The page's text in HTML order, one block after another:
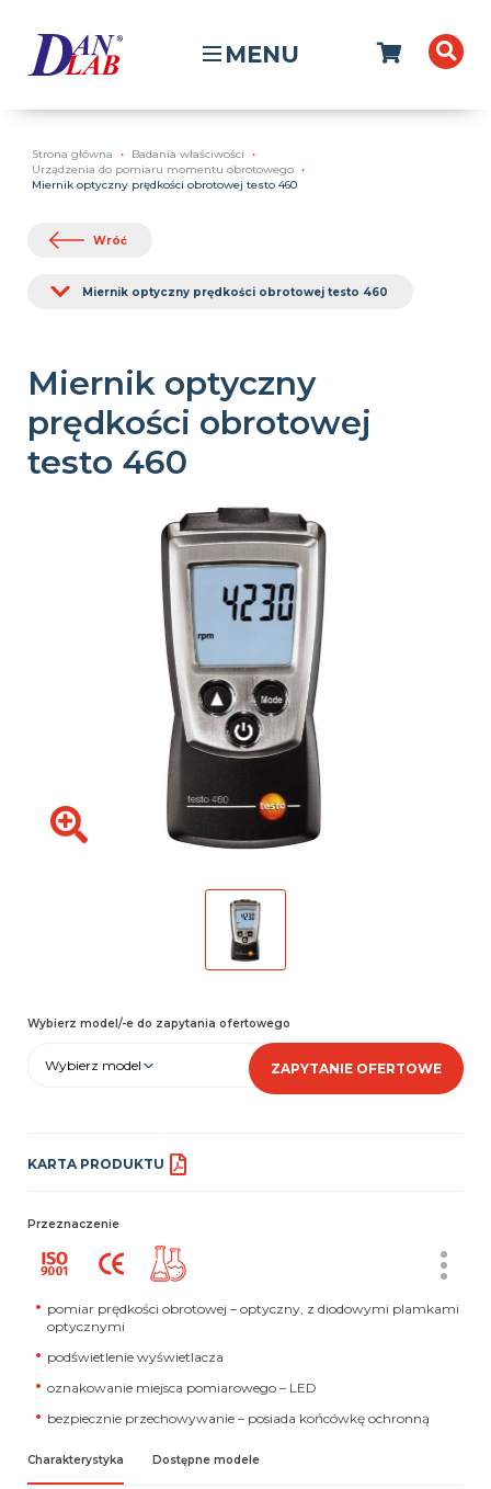
MENU
Strona główna
Badania właściwości
Urządzenia do pomiaru momentu obrotowego
Miernik optyczny prędkości obrotowej testo 460
Wróć
Miernik optyczny prędkości obrotowej testo 460
Miernik optyczny
prędkości obrotowej
testo 460
Wybierz model/-e do zapytania ofertowego
Wybierz model ZAPYTANIE OFERTOWE
KARTA PRODUKTU
Przeznaczenie
pomiar prędkości obrotowej – optyczny, z diodowymi plamkami
optycznymi
podświetlenie wyświetlacza
oznakowanie miejsca pomiarowego – LED
bezpiecznie przechowywanie – posiada końcówkę ochronną
Charakterystyka Dostępne modele